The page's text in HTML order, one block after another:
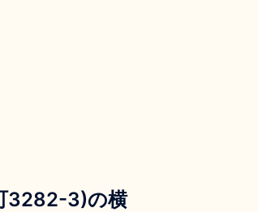
3282-3)の横